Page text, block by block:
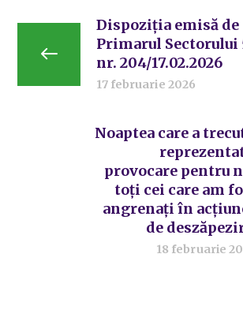
Dispoziția emisă de
Primarul Sectorului
nr. 204/17.02.2026
17 februarie 2026
Noaptea care a
provocare pentru
toți cei care am
angrenați în
de
18 februarie